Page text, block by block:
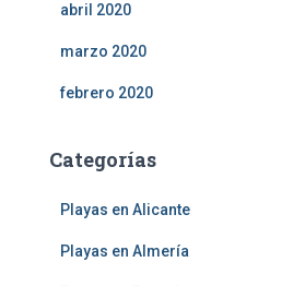
abril 2020
marzo 2020
febrero 2020
Categorías
Playas en Alicante
Playas en Almería